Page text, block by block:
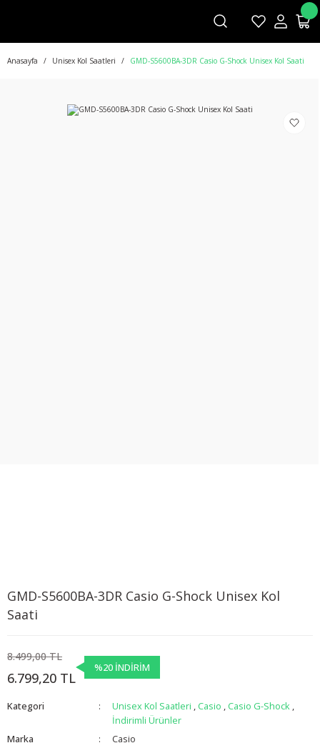
Anasayfa Unisex Kol Saatleri GMD-S5600BA-3DR Casio G-Shock Unisex Kol Saati
GMD-S5600BA-3DR Casio G-Shock Unisex Kol
Saati
8.499,00 TL
6.799,20 TL
%20 İNDİRİM
Kategori Unisex Kol Saatleri , Casio , Casio G-Shock ,
İndirimli Ürünler
Marka
Casio